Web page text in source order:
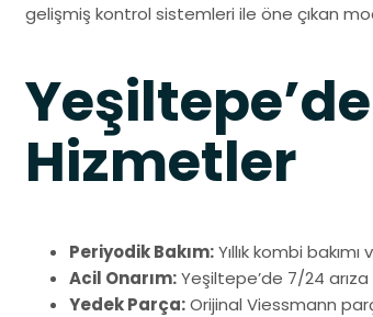
gelişmiş kontrol sistemleri ile öne çıkan
Hizmetler
Periyodik Bakım:Yıllık kombi
Acil Onarım:Yeşiltepe’de 7/24 arıza
Yedek Parça:Orijinal Viessmann